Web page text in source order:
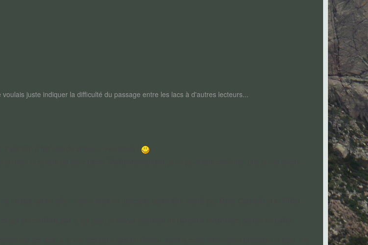
juste indiquer la difficulté du passage entre les lacs à d'autres lecteurs...